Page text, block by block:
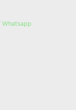
Whatsapp